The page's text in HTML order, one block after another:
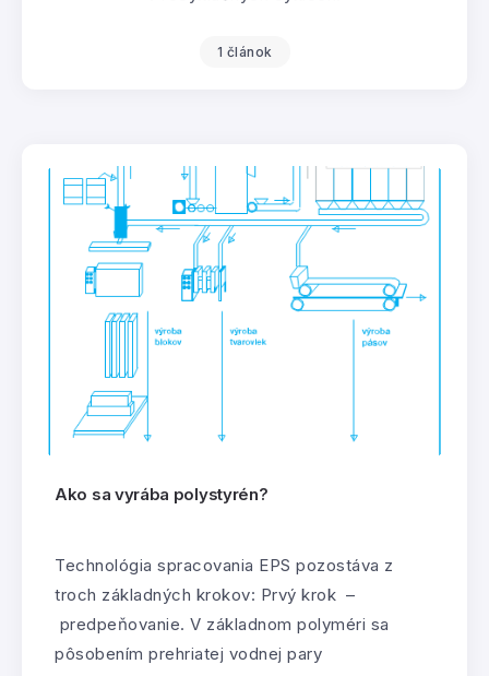
1 článok
Ako sa vyrába polystyrén?
Technológia spracovania EPS pozostáva z
troch základných krokov: Prvý krok –
predpeňovanie. V základnom polyméri sa
pôsobením prehriatej vodnej pary